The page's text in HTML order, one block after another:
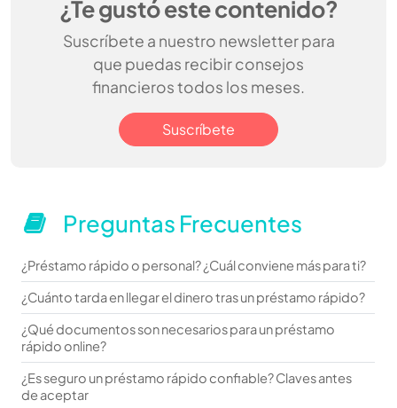
¿Te gustó este contenido?
Suscríbete a nuestro newsletter para
que puedas recibir consejos
financieros todos los meses.
Suscríbete
Preguntas Frecuentes
¿Préstamo rápido o personal? ¿Cuál conviene más para ti?
¿Cuánto tarda en llegar el dinero tras un préstamo rápido?
¿Qué documentos son necesarios para un préstamo
rápido online?
¿Es seguro un préstamo rápido confiable? Claves antes
de aceptar